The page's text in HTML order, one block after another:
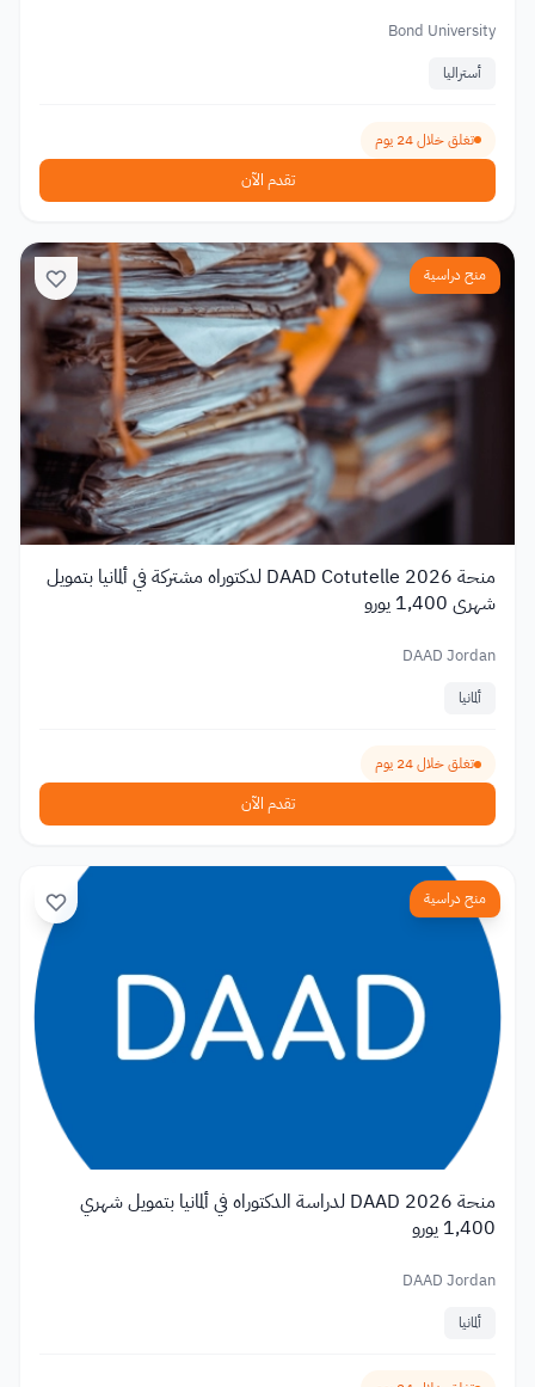
Bond University
أستراليا
تغلق خلال 24 يوم
تقدم الآن
منح دراسية
منحة DAAD Cotutelle 2026 لدكتوراه مشتركة في ألمانيا بتمويل
شهري 1,400 يورو
DAAD Jordan
ألمانيا
تغلق خلال 24 يوم
تقدم الآن
منح دراسية
منحة DAAD 2026 لدراسة الدكتوراه في ألمانيا بتمويل شهري
1,400 يورو
DAAD Jordan
ألمانيا